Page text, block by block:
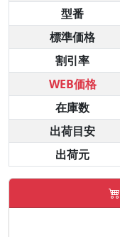
型番
標準価格
割引率
WEB価格
在庫数
出荷目安
出荷元